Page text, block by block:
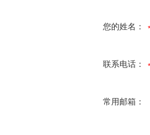
您的姓名：
联系电话：
常用邮箱：